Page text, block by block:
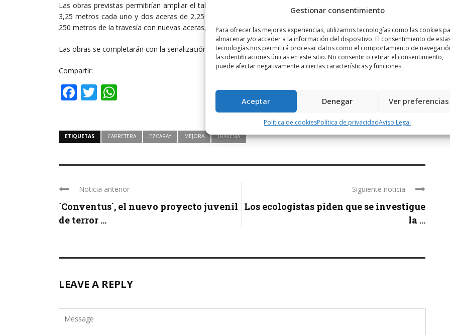
Gestionar consentimiento
Para ofrecer las mejores experiencias, utilizamos tecnologías como las cookies
almacenar y/o acceder a la información del dispositivo. El consentimiento de
tecnologías nos permitirá procesar datos como el comportamiento de
las identificaciones únicas en este sitio. No consentir o retirar el consentimiento,
puede afectar negativamente a ciertas características y funciones.
Aceptar Denegar Ver preferencias
Política de cookiesPolítica de privacidadAviso Legal
Las obras previstas permitirían ampliar el tablero del puente hasta los 11 metros para albergar dos carriles de
3,25 metros cada uno y dos aceras de 2,25 metros en cada caso, así como la reurbanización de los primeros
250 metros de la travesía con nuevas aceras, jardines y mobiliario urbano.
Las obras se completarán con la señalización, balizamiento, iluminación y resto de los servicios urbanos.
Compartir:
Facebook
Twitter
ETIQUETAS CARRETERA EZCARAY MEJORA TRAVESIA
Noticia anterior
`Conventus´, el nuevo proyecto juvenil
de terror ...
Siguiente noticia
Los ecologistas piden que se investigue
la ...
LEAVE A REPLY